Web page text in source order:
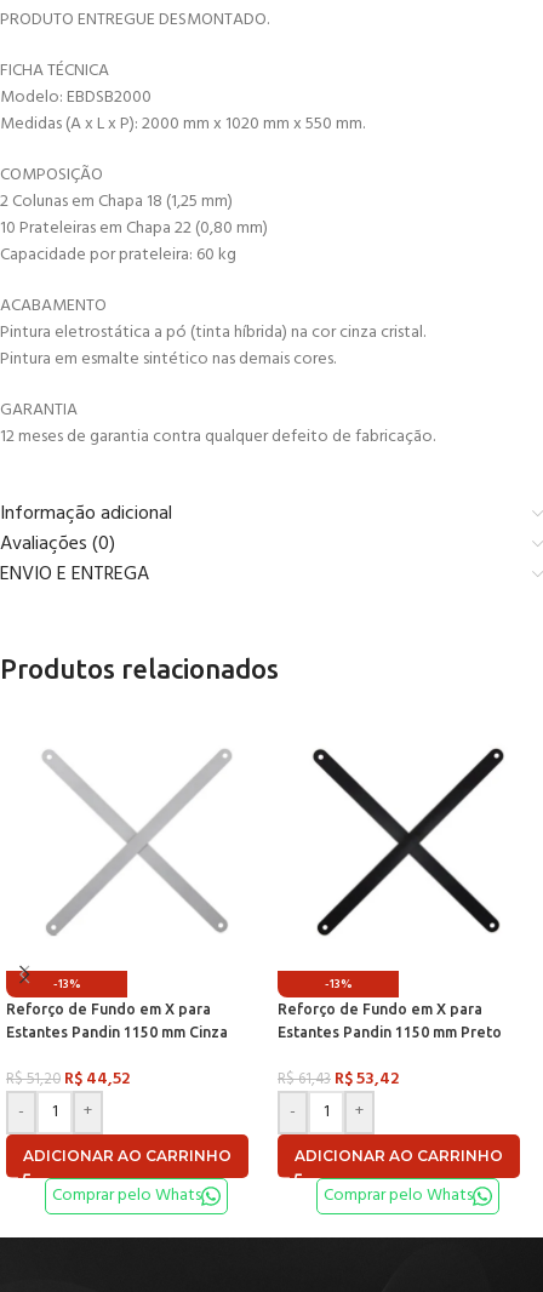
PRODUTO ENTREGUE DESMONTADO.
FICHA TÉCNICA
Modelo: EBDSB2000
Medidas (A x L x P): 2000 mm x 1020 mm x 550 mm.
COMPOSIÇÃO
2 Colunas em Chapa 18 (1,25 mm)
10 Prateleiras em Chapa 22 (0,80 mm)
Capacidade por prateleira: 60 kg
ACABAMENTO
Pintura eletrostática a pó (tinta híbrida) na cor cinza cristal.
Pintura em esmalte sintético nas demais cores.
GARANTIA
12 meses de garantia contra qualquer defeito de fabricação.
Informação adicional
Avaliações (0)
ENVIO E ENTREGA
Produtos relacionados
-13%
Reforço de Fundo em X para
Estantes Pandin 1150 mm Cinza
R$51,20 R$44,52
-
+
ADICIONAR AO CARRINHO
Comprar pelo Whats
-13%
Reforço de Fundo em X para
Estantes Pandin 1150 mm Preto
R$61,43 R$53,42
-
+
ADICIONAR AO CARRINHO
Comprar pelo Whats